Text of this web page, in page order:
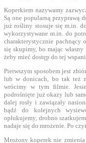
Koperkiem nazywamy
Są one popularną przyprawą
już rośliny stosuje się m.in.
wykorzystywane m.in. do
charakterystycznie
się skupimy, bo mając
żeby mieć dostęp do tej
Pierwszym sposobem jest
lub w donicach, bo tak też
wrócimy w tym filmie.
podrośnięte już okazy lub
dalej rosły i zawiązały
bądź do kolejnych
opłukujemy, drobno
nadaje się do mrożenie. Po
Mrożony koperek nie zmienia